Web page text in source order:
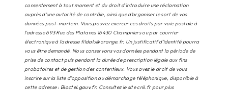
consentement à tout moment et du droit d’introduire une réclamation
auprès d’une autorité de contrôle, ainsi que d’organiser le sort de vos
données post-mortem. Vous pouvez exercer ces droits par voie postale à
l'adresse 693 Rue des Platanes 16430 Champniers ou par courrier
électronique à l'adresse fildalu@orange.fr. Un justificatif d'identité pourra
vous être demandé. Nous conservons vos données pendant la période de
prise de contact puis pendant la durée de prescription légale aux fins
probatoires et de gestion des contentieux. Vous avez le droit de vous
inscrire sur la liste d'opposition au démarchage téléphonique, disponible à
cette adresse : Bloctel.gouv.fr. Consultez le site cnil.fr pour plus